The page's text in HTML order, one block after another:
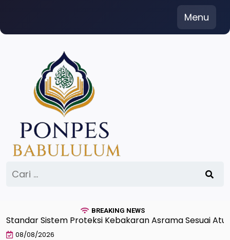
content
Menu
untuk:
BREAKING NEWS
Sistem Proteksi Kebakaran Asrama Sesuai Aturan
08/08/2026